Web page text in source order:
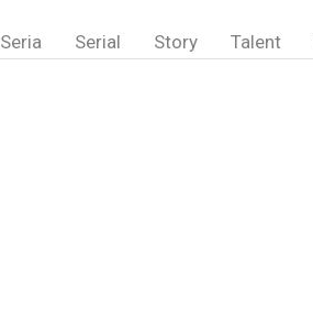
Seria Serial Story Talent